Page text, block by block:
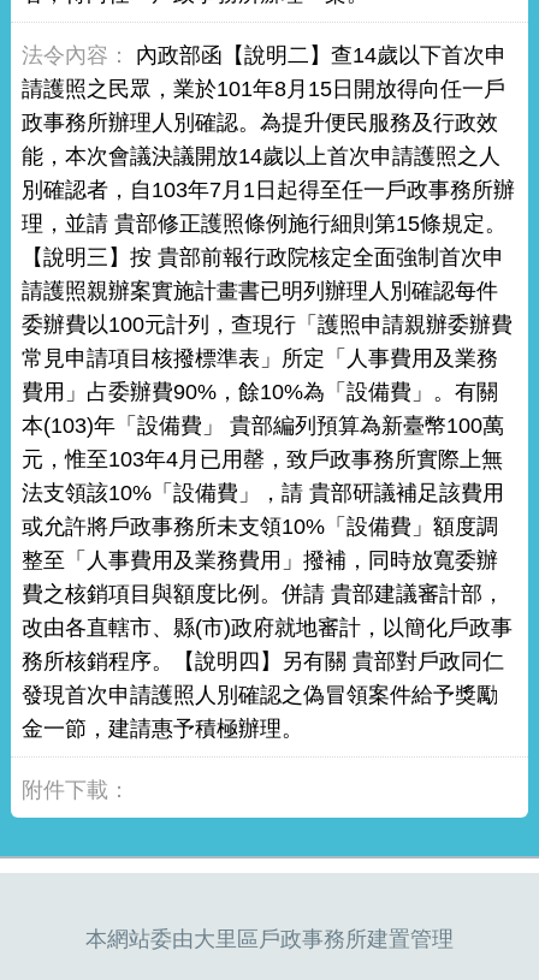
內政部函【說明二】查14歲以下首次申
請護照之民眾，業於101年8月15日開放得向任一戶
政事務所辦理人別確認。為提升便民服務及行政效
能，本次會議決議開放14歲以上首次申請護照之人
別確認者，自103年7月1日起得至任一戶政事務所辦
理，並請 貴部修正護照條例施行細則第15條規定。
【說明三】按 貴部前報行政院核定全面強制首次申
請護照親辦案實施計畫書已明列辦理人別確認每件
委辦費以100元計列，查現行「護照申請親辦委辦費
常見申請項目核撥標準表」所定「人事費用及業務
費用」占委辦費90%，餘10%為「設備費」。有關
本(103)年「設備費」 貴部編列預算為新臺幣100萬
元，惟至103年4月已用罄，致戶政事務所實際上無
法支領該10%「設備費」，請 貴部研議補足該費用
或允許將戶政事務所未支領10%「設備費」額度調
整至「人事費用及業務費用」撥補，同時放寬委辦
費之核銷項目與額度比例。併請 貴部建議審計部，
改由各直轄市、縣(市)政府就地審計，以簡化戶政事
務所核銷程序。【說明四】另有關 貴部對戶政同仁
發現首次申請護照人別確認之偽冒領案件給予獎勵
金一節，建請惠予積極辦理。
本網站委由大里區戶政事務所建置管理